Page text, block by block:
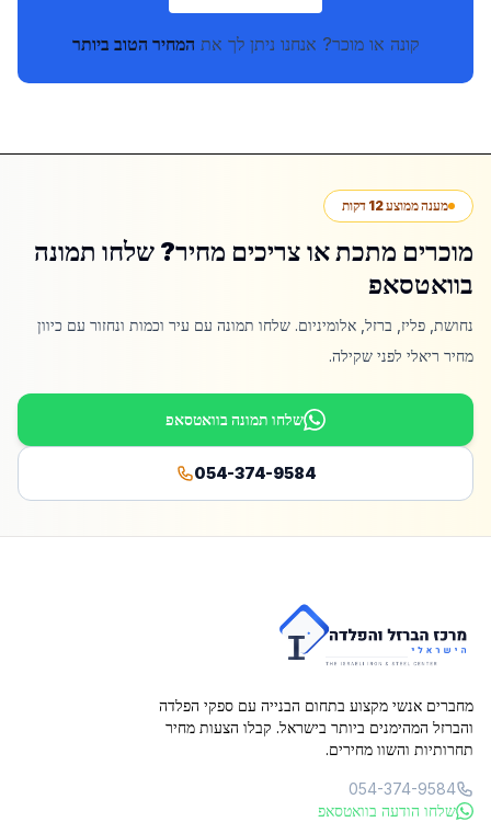
קונה או מוכר? אנחנו ניתן לך את המחיר הטוב ביותר
מענה ממוצע 12 דקות
מוכרים מתכת או צריכים מחיר? שלחו תמונה
בוואטסאפ
נחושת, פליז, ברזל, אלומיניום. שלחו תמונה עם עיר וכמות ונחזור עם כיוון
מחיר ריאלי לפני שקילה.
שלחו תמונה בוואטסאפ
054-374-9584
מחברים אנשי מקצוע בתחום הבנייה עם ספקי הפלדה
והברזל המהימנים ביותר בישראל. קבלו הצעות מחיר
תחרותיות והשוו מחירים.
054-374-9584
שלחו הודעה בוואטסאפ